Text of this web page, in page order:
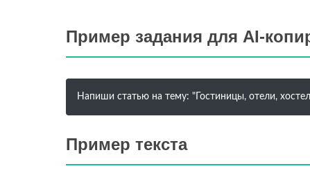
Пример задания для AI-
Напиши статью на тему: "Гостиницы, отели,
Пример текста